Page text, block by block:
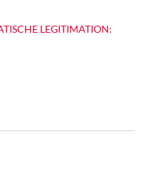
LEGITIMATION: